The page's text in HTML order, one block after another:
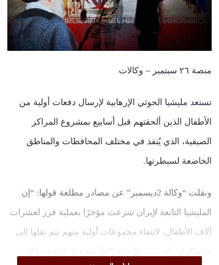
منصة ٢٦ سبتمبر – وكالات
تستعد مليشيا الحوثي الإرهابية لإرسال دفعات أولية من
الأطفال الذين ألحقتهم قبل أسابيع بمشروع المراكز
الصيفية، الذي يُنفذ في مختلف المحافظات والمناطق
الخاضعة لسيطرتها.
ونقلت “وكالة 2ديسمبر” عن مصادر مطلعة قولها: “إن
المليشيا التابعة لإيران شرعت مؤخرًا بعملية فرز لعشرات
آلاف الأطفال، لانتقاء مجموعات أولية منهم يتم نقلها إلى